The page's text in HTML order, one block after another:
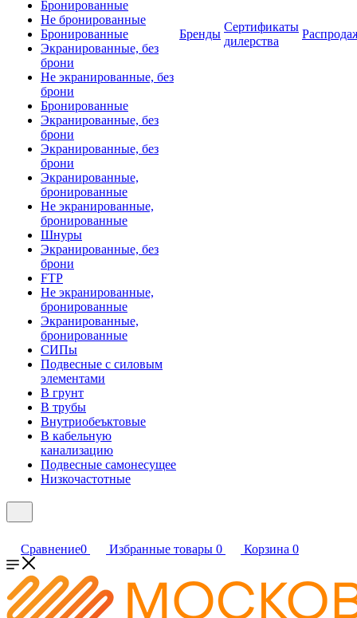
Бронированные
Не бронированные
Бронированные
Экранированные, без
брони
Не экранированные, без
брони
Бронированные
Экранированные, без
брони
Экранированные, без
брони
Экранированные,
бронированные
Не экранированные,
бронированные
Шнуры
Экранированные, без
брони
FTP
Не экранированные,
бронированные
Экранированные,
бронированные
СИПы
Подвесные с силовым
элементами
В грунт
В трубы
Внутриобеъктовые
В кабельную
канализацию
Подвесные самонесущее
Низкочастотные
Бренды
Сертификаты
дилерства
Сравнение0 Избранные товары 0 Корзина 0